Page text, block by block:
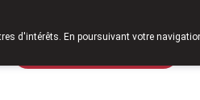
d'intérêts. En poursuivant votre